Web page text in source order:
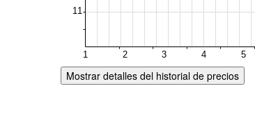
Mostrar detalles del historial de precios